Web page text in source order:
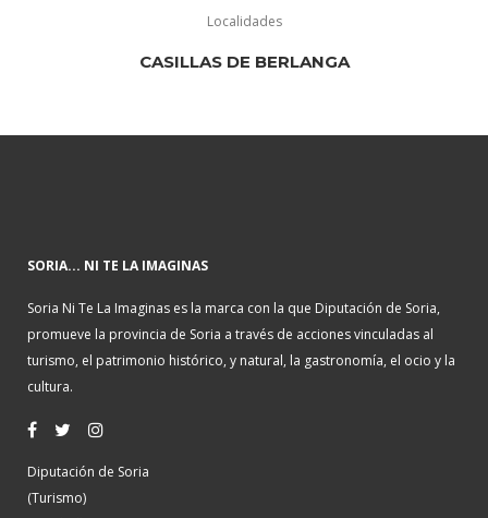
Localidades
CASILLAS DE BERLANGA
SORIA... NI TE LA IMAGINAS
Soria Ni Te La Imaginas es la marca con la que Diputación de Soria,
promueve la provincia de Soria a través de acciones vinculadas al
turismo, el patrimonio histórico, y natural, la gastronomía, el ocio y la
cultura.
Diputación de Soria
(Turismo)